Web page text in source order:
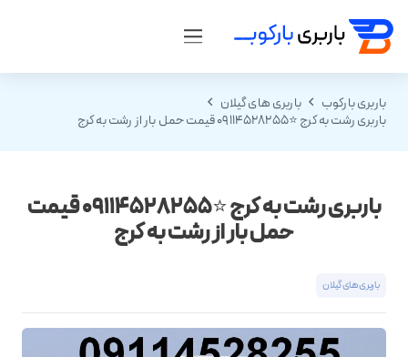
باربری بارکوب
باربری های گیلان
باربری رشت به کرج ⭐️09114528255 قیمت حمل بار از رشت به کرج
باربری رشت به کرج ⭐️09114528255 قیمت
حمل بار از رشت به کرج
باربری های گیلان